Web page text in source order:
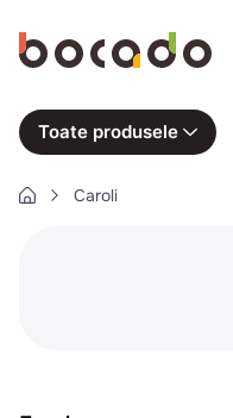
Toate produsele
Caroli